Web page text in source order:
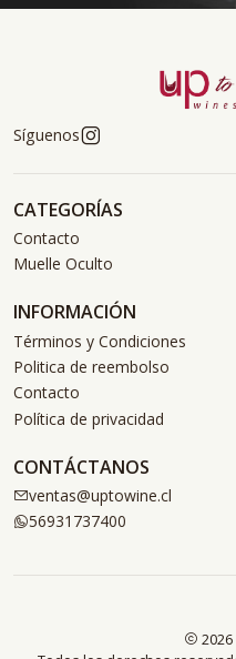
Síguenos
CATEGORÍAS
Contacto
Muelle Oculto
INFORMACIÓN
Términos y Condiciones
Politica de reembolso
Contacto
Política de privacidad
CONTÁCTANOS
ventas@uptowine.cl
56931737400